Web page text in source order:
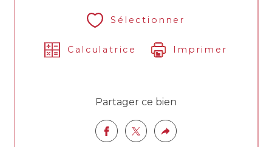
Sélectionner
Calculatrice Imprimer
Partager ce bien